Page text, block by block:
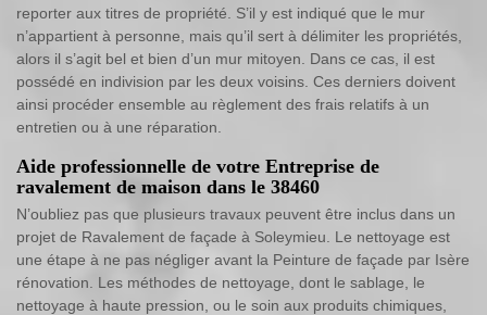
reporter aux titres de propriété. S’il y est indiqué que le mur
n’appartient à personne, mais qu’il sert à délimiter les propriétés,
alors il s’agit bel et bien d’un mur mitoyen. Dans ce cas, il est
possédé en indivision par les deux voisins. Ces derniers doivent
ainsi procéder ensemble au règlement des frais relatifs à un
entretien ou à une réparation.
Aide professionnelle de votre Entreprise de
ravalement de maison dans le 38460
N’oubliez pas que plusieurs travaux peuvent être inclus dans un
projet de Ravalement de façade à Soleymieu. Le nettoyage est
une étape à ne pas négliger avant la Peinture de façade par Isère
rénovation. Les méthodes de nettoyage, dont le sablage, le
nettoyage à haute pression, ou le soin aux produits chimiques,